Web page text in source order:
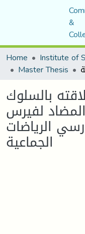
&
Home
Master Thesis
بالسلوك
لفيرس
ممارسي الرياضات
الجماعية